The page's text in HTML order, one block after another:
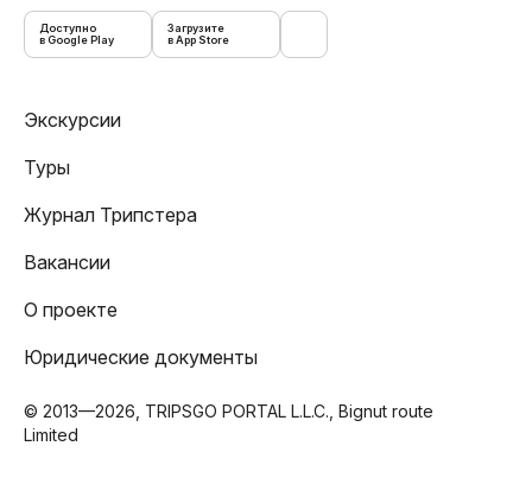
Доступно
в Google Play
Загрузите
в App Store
Экскурсии
Туры
Журнал Трипстера
Вакансии
О проекте
Юридические документы
© 2013—2026, TRIPSGO PORTAL L.L.C., Bignut route
Limited